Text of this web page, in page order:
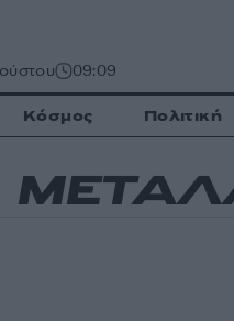
09:09
Κόσμος Πολιτική